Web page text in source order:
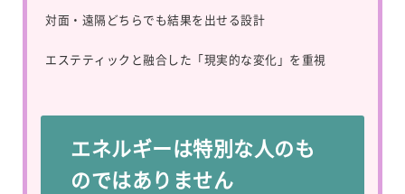
対面・遠隔どちらでも結果を出せる設計
エステティックと融合した「現実的な変化」を重視
エネルギーは特別な人のも
のではありません